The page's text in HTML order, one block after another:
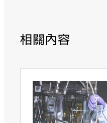
相關內容